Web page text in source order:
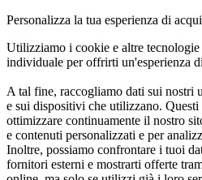
Personalizza la tua esperienza di
Utilizziamo i cookie e altre
individuale per offrirti un'esperienza
A tal fine, raccogliamo dati sui nostri
e sui dispositivi che utilizzano.
ottimizzare continuamente il nostro
e contenuti personalizzati e per
Inoltre, possiamo confrontare i tuoi
fornitori esterni e mostrarti offerte